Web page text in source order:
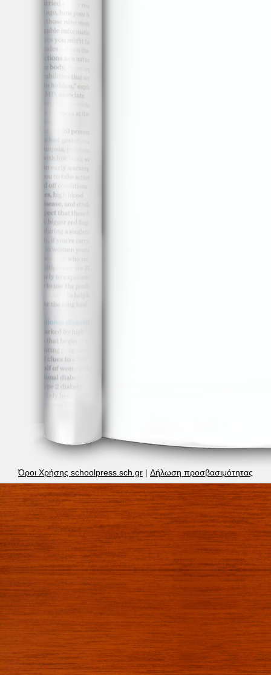
Όροι Χρήσης schoolpress.sch.gr | Δήλωση προσβασιμότητας